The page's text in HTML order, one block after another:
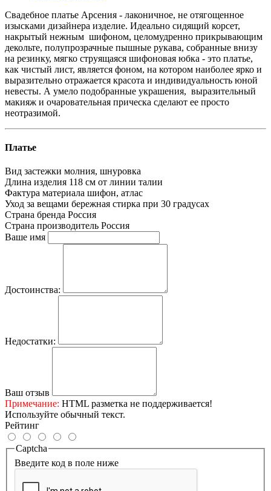
Свадебное платье Арсения - лаконичное, не отягощенное
изысками дизайнера изделие. Идеально сидящий корсет,
накрытый нежным шифоном, целомудренно прикрывающим
декольте, полупрозрачные пышные рукава, собранные внизу
на резинку, мягко струящаяся шифоновая юбка - это платье,
как чистый лист, является фоном, на котором наиболее ярко и
выразительно отражается красота и индивидуальность юной
невесты. А умело подобранные украшения, выразительный
макияж и очаровательная прическа сделают ее просто
неотразимой.
Платье
Вид застежки молния, шнуровка
Длина изделия 118 см от линии талии
Фактура материала шифон, атлас
Уход за вещами бережная стирка при 30 градусах
Страна бренда Россия
Страна производитель Россия
Ваше имя
Достоинства:
Недостатки:
Ваш отзыв
Примечание: HTML разметка не поддерживается!
Используйте обычный текст.
Рейтинг
Captcha
Введите код в поле ниже